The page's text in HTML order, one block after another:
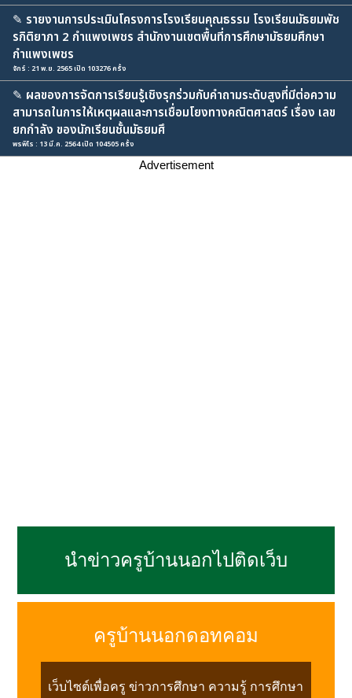
✎ รายงานการประเมินโครงการโรงเรียนคุณธรรม โรงเรียนมัธยมพัช
รกิติยาภา 2 กำแพงเพชร สำนักงานเขตพื้นที่การศึกษามัธยมศึกษา
กำแพงเพชร
จักร์ : 21 พ.ย. 2565 เปิด 103276 ครั้ง
✎ ผลของการจัดการเรียนรู้เชิงรุกร่วมกับคำถามระดับสูงที่มีต่อความ
สามารถในการให้เหตุผลและการเชื่อมโยงทางคณิตศาสตร์ เรื่อง เลข
ยกกำลัง ของนักเรียนชั้นมัธยมศึ
พรพิไร : 13 มี.ค. 2564 เปิด 104505 ครั้ง
Advertisement
นำข่าวครูบ้านนอกไปติดเว็บ
ครูบ้านนอกดอทคอม
เว็บไซต์เพื่อครู ข่าวการศึกษา ความรู้ การศึกษา